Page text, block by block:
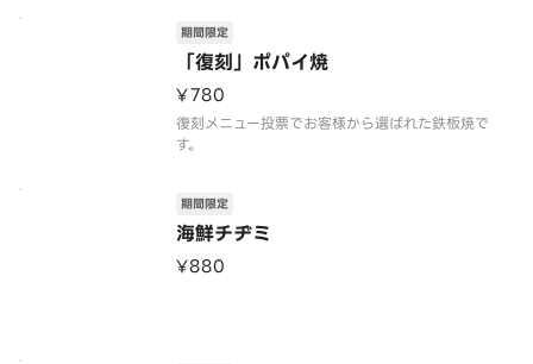
「復刻」ポパイ焼
期間限定
¥780
復刻メニュー投票でお客様から選ばれた鉄板焼で
す。
海鮮チヂミ
期間限定
¥880